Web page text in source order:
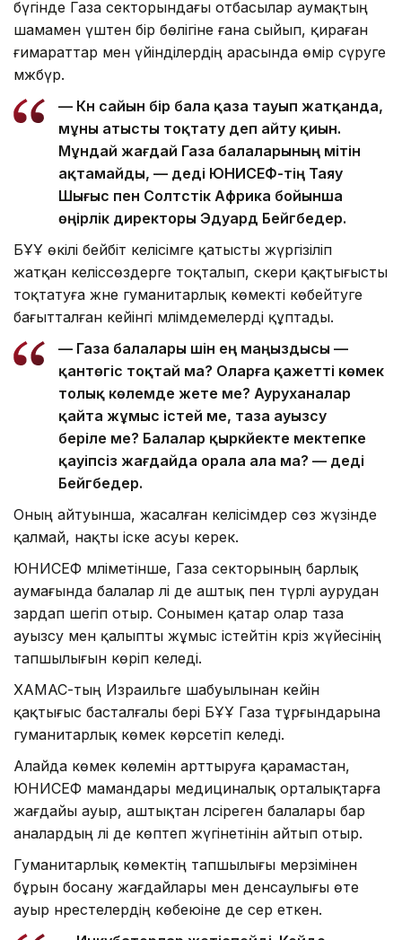
бүгінде Газа секторындағы отбасылар аумақтың
шамамен үштен бір бөлігіне ғана сыйып, қираған
ғимараттар мен үйінділердің арасында өмір сүруге
мәжбүр.
— Күн сайын бір бала қаза тауып жатқанда,
мұны атысты тоқтату деп айту қиын.
Мұндай жағдай Газа балаларының үмітін
ақтамайды, — деді ЮНИСЕФ-тің Таяу
Шығыс пен Солтүстік Африка бойынша
өңірлік директоры Эдуард Бейгбедер.
БҰҰ өкілі бейбіт келісімге қатысты жүргізіліп
жатқан келіссөздерге тоқталып, әскери қақтығысты
тоқтатуға және гуманитарлық көмекті көбейтуге
бағытталған кейінгі мәлімдемелерді құптады.
— Газа балалары үшін ең маңыздысы —
қантөгіс тоқтай ма? Оларға қажетті көмек
толық көлемде жете ме? Ауруханалар
қайта жұмыс істей ме, таза ауызсу
беріле ме? Балалар қыркүйекте мектепке
қауіпсіз жағдайда орала ала ма? — деді
Бейгбедер.
Оның айтуынша, жасалған келісімдер сөз жүзінде
қалмай, нақты іске асуы керек.
ЮНИСЕФ мәліметінше, Газа секторының барлық
аумағында балалар әлі де аштық пен түрлі аурудан
зардап шегіп отыр. Сонымен қатар олар таза
ауызсу мен қалыпты жұмыс істейтін кәріз жүйесінің
тапшылығын көріп келеді.
ХАМАС-тың Израильге шабуылынан кейін
қақтығыс басталғалы бері БҰҰ Газа тұрғындарына
гуманитарлық көмек көрсетіп келеді.
Алайда көмек көлемін арттыруға қарамастан,
ЮНИСЕФ мамандары медициналық орталықтарға
жағдайы ауыр, аштықтан әлсіреген балалары бар
аналардың әлі де көптеп жүгінетінін айтып отыр.
Гуманитарлық көмектің тапшылығы мерзімінен
бұрын босану жағдайлары мен денсаулығы өте
ауыр нәрестелердің көбеюіне де әсер еткен.